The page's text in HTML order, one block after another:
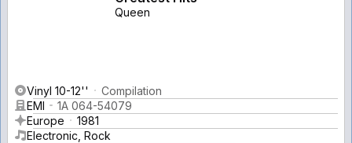
Queen
Vinyl 10-12''
Compilation
EMI
1A 064-54079
Europe
1981
Electronic, Rock